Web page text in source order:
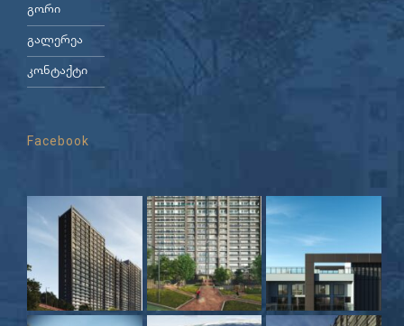
გორი
გალერეა
კონტაქტი
Facebook